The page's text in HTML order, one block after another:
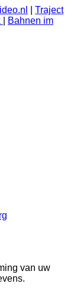
Traject
Bahnen im
van uw